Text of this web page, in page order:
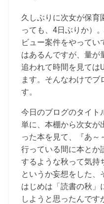
久しぶりに次女が保育
っても、4日ぶりか）
ビュー案件をやって
はあるんですが、量が
追われて時間を見ては
ます。そんなわけでブ
す。
今日のブログのタイト
単に、本棚から次女が
った本を見て、『あ～
行っている間に本とか
するような秋って気持
というか妄想をした、
はじめは「読書の秋」
しようと思ったんです